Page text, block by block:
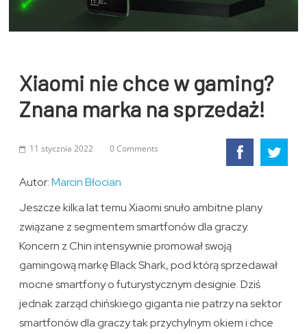
Xiaomi nie chce w gaming?
Znana marka na sprzedaż!
11 stycznia 2022 0 Comments
Autor:Marcin Błocian
Jeszcze kilka lat temu Xiaomi snuło ambitne plany
związane z segmentem smartfonów dla graczy.
Koncern z Chin intensywnie promował swoją
gamingową markę Black Shark, pod którą sprzedawał
mocne smartfony o futurystycznym designie. Dziś
jednak zarząd chińskiego giganta nie patrzy na sektor
smartfonów dla graczy tak przychylnym okiem i chce